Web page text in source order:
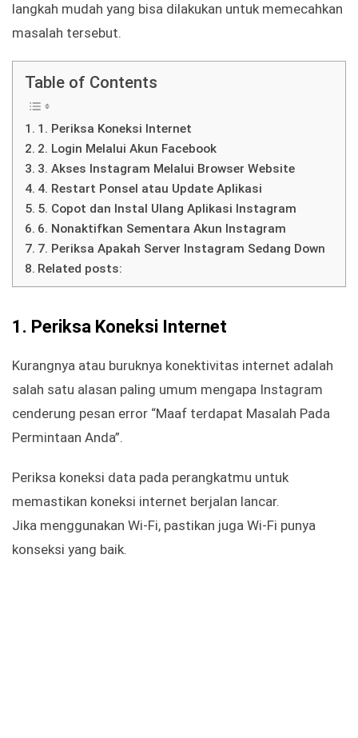
langkah mudah yang bisa dilakukan untuk memecahkan
masalah tersebut.
Table of Contents
1. Periksa Koneksi Internet
2. Login Melalui Akun Facebook
3. Akses Instagram Melalui Browser Website
4. Restart Ponsel atau Update Aplikasi
5. Copot dan Instal Ulang Aplikasi Instagram
6. Nonaktifkan Sementara Akun Instagram
7. Periksa Apakah Server Instagram Sedang Down
Related posts:
1. Periksa Koneksi Internet
Kurangnya atau buruknya konektivitas internet adalah
salah satu alasan paling umum mengapa Instagram
cenderung pesan error “Maaf terdapat Masalah Pada
Permintaan Anda”.
Periksa koneksi data pada perangkatmu untuk
memastikan koneksi internet berjalan lancar.
Jika menggunakan Wi-Fi, pastikan juga Wi-Fi punya
konseksi yang baik.